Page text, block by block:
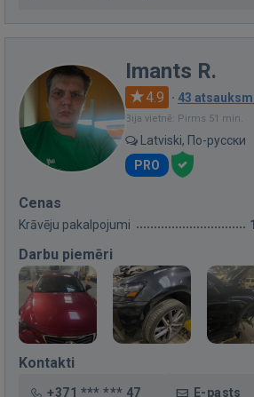
Imants R.
4.9 · 43
Bija vietnē: Pirms 51 min.
Latviski, По-русски
PRO
Cenas
Krāvēju pakalpojumi
Darbu piemēri
Kontakti
+371 *** *** 47 E-pasts